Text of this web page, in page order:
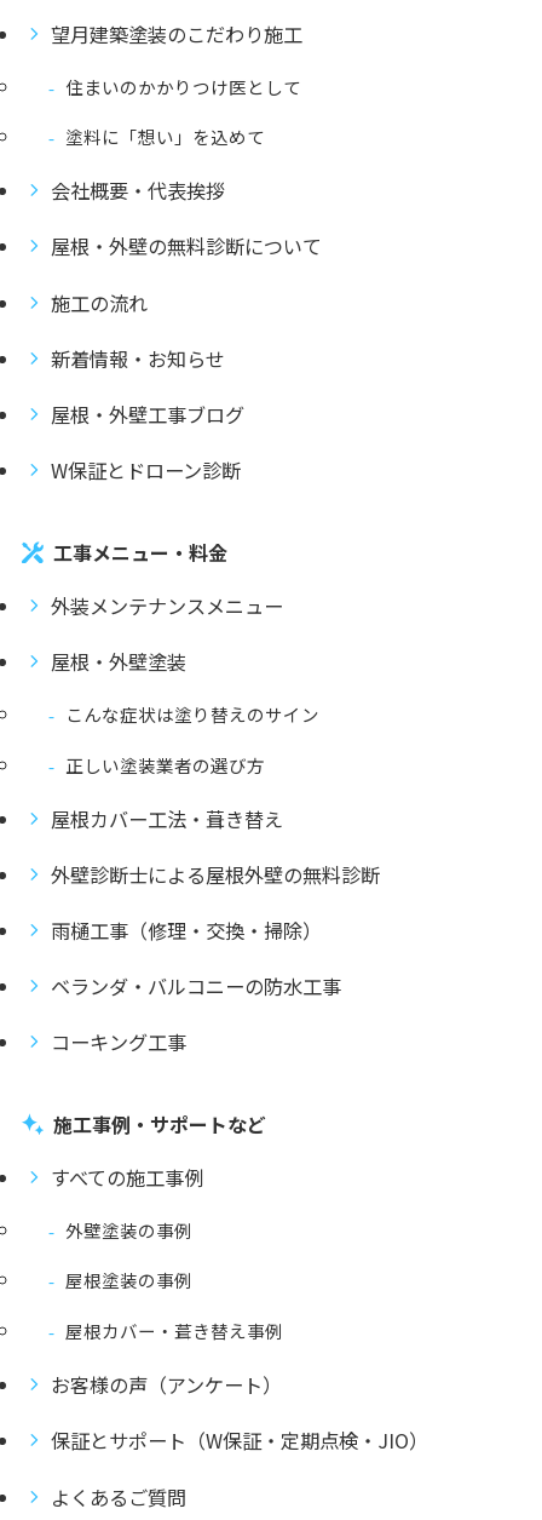
望月建築塗装のこだわり施工
住まいのかかりつけ医として
塗料に「想い」を込めて
会社概要・代表挨拶
屋根・外壁の無料診断について
施工の流れ
新着情報・お知らせ
屋根・外壁工事ブログ
W保証とドローン診断
工事メニュー・料金
外装メンテナンスメニュー
屋根・外壁塗装
こんな症状は塗り替えのサイン
正しい塗装業者の選び方
屋根カバー工法・葺き替え
外壁診断士による屋根外壁の無料診断
雨樋工事（修理・交換・掃除）
ベランダ・バルコニーの防水工事
コーキング工事
施工事例・サポートなど
すべての施工事例
外壁塗装の事例
屋根塗装の事例
屋根カバー・葺き替え事例
お客様の声（アンケート）
保証とサポート（W保証・定期点検・JIO）
よくあるご質問